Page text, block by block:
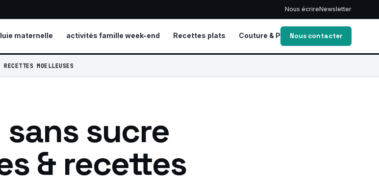
Nous écrireNewsletter
maternelle activités famille week-end Recettes plats Couture & Patrons Vie de Maman
Nous contacter
MOELLEUSES
sucre
& recettes